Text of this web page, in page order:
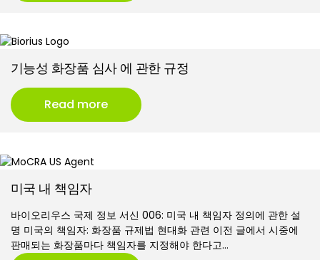
기능성 화장품 심사 에 관한 규정
Read more
미국 내 책임자
바이오리우스 국제 정보 서신 006: 미국 내 책임자 정의에 관한 설
명 미국의 책임자: 화장품 규제법 현대화 관련 이전 글에서 시중에
판매되는 화장품마다 책임자를 지정해야 한다고…